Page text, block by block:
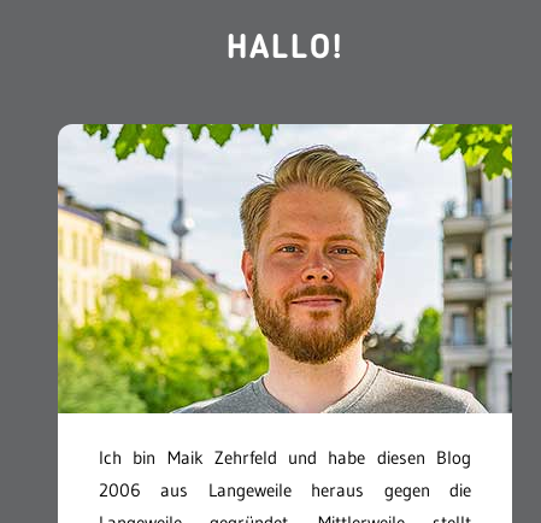
HALLO!
Ich bin Maik Zehrfeld und habe diesen Blog
2006 aus Langeweile heraus gegen die